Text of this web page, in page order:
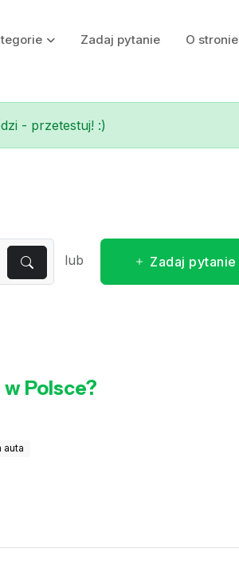
Zadaj pytanie O stronie
- przetestuj! :)
lub Zadaj pytanie
Polsce?
auta